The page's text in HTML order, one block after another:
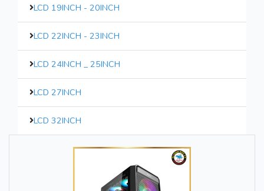
LCD 19INCH - 20INCH
LCD 22INCH - 23INCH
LCD 24INCH _ 25INCH
LCD 27INCH
LCD 32INCH